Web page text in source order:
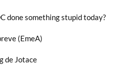
done something stupid today?
(EmeA)
de Jotace